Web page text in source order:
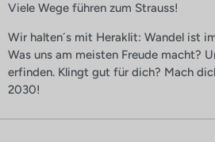
Viele Wege führen zum Strauss!
Wir halten´s mit Heraklit: Wandel ist
Was uns am meisten Freude macht?
erfinden. Klingt gut für dich? Mach
2030!